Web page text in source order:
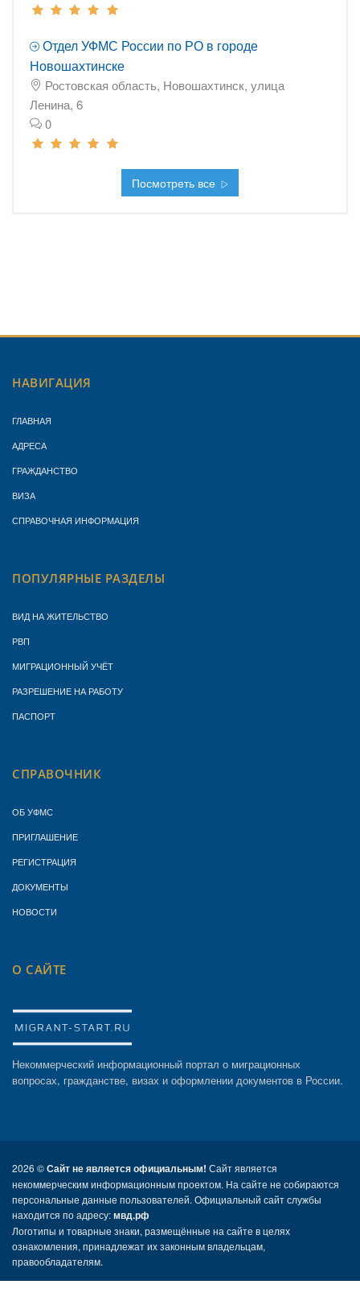
Отдел УФМС России по РО в городе
Новошахтинске
Ростовская область, Новошахтинск, улица
Ленина, 6
0
Посмотреть все
НАВИГАЦИЯ
ГЛАВНАЯ
АДРЕСА
ГРАЖДАНСТВО
ВИЗА
СПРАВОЧНАЯ ИНФОРМАЦИЯ
ПОПУЛЯРНЫЕ РАЗДЕЛЫ
ВИД НА ЖИТЕЛЬСТВО
РВП
МИГРАЦИОННЫЙ УЧЁТ
РАЗРЕШЕНИЕ НА РАБОТУ
ПАСПОРТ
СПРАВОЧНИК
ОБ УФМС
ПРИГЛАШЕНИЕ
РЕГИСТРАЦИЯ
ДОКУМЕНТЫ
НОВОСТИ
О САЙТЕ
Некоммерческий информационный портал о миграционных
вопросах, гражданстве, визах и оформлении документов в России.
2026 ©Сайт не является официальным! Сайт является
некоммерческим информационным проектом. На сайте не собираются
персональные данные пользователей. Официальный сайт службы
находится по адресу:мвд.рф
Логотипы и товарные знаки, размещённые на сайте в целях
ознакомления, принадлежат их законным владельцам,
правообладателям.